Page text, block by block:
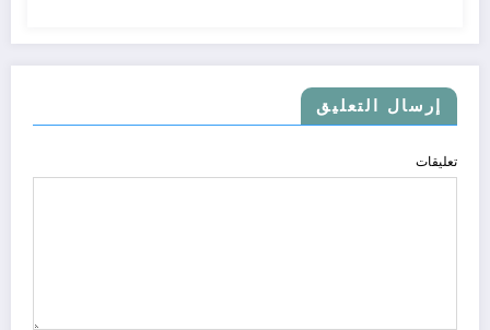
إرسال التعليق
تعليقات